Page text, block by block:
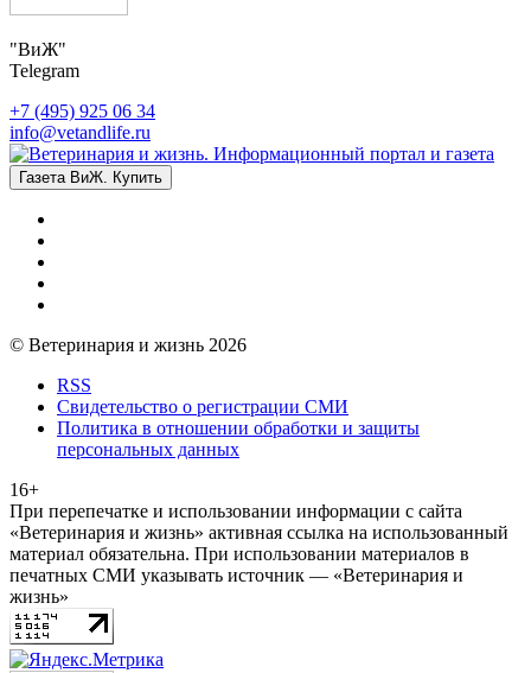
"ВиЖ"
Telegram
+7 (495) 925 06 34
info@vetandlife.ru
Газета ВиЖ. Купить
© Ветеринария и жизнь 2026
RSS
Свидетельство о регистрации СМИ
Политика в отношении обработки и защиты
персональных данных
16+
При перепечатке и использовании информации с сайта
«Ветеринария и жизнь» активная ссылка на использованный
материал обязательна. При использовании материалов в
печатных СМИ указывать источник — «Ветеринария и
жизнь»